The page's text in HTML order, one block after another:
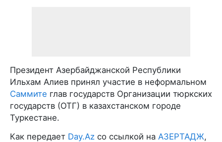
Президент Азербайджанской Республики
Ильхам Алиев принял участие в неформальном
Саммите глав государств Организации тюркских
государств (ОТГ) в казахстанском городе
Туркестане.
Как передает Day.Az со ссылкой на АЗЕРТАДЖ,